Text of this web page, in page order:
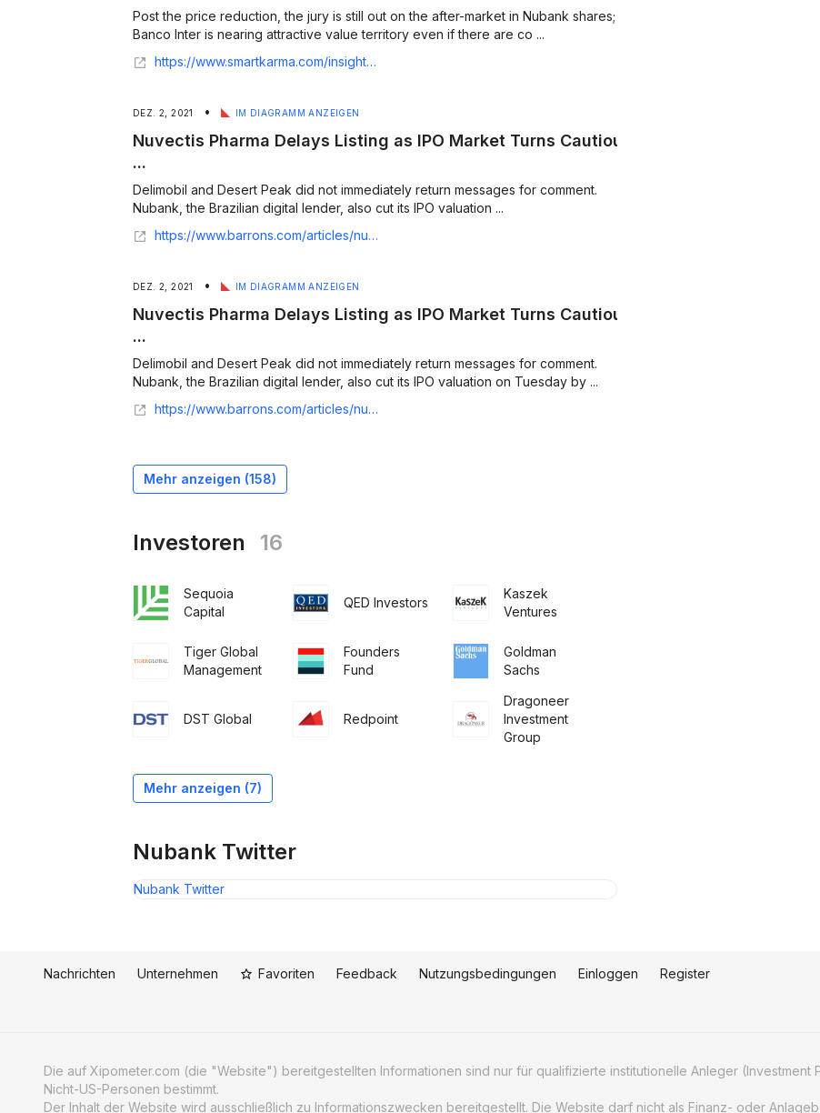
Post the price reduction, the jury is still out on the after-market in Nubank shares;
Banco Inter is nearing attractive value territory even if there are co ...
https://www.smartkarma.com/insights/nubank-s-revised-ipo-pricing-range-and-the-emergence-of-a-new-potential-cornerstone-investor
DEZ. 2, 2021 • IM DIAGRAMM ANZEIGEN
Nuvectis Pharma Delays Listing as IPO Market Turns Cautious
...
Delimobil and Desert Peak did not immediately return messages for comment.
Nubank, the Brazilian digital lender, also cut its IPO valuation ...
https://www.barrons.com/articles/nuvectis-pharma-delays-listing-its-shares-as-ipo-market-turns-cautious-51638385266?mod=hp_minor_pos22
DEZ. 2, 2021 • IM DIAGRAMM ANZEIGEN
Nuvectis Pharma Delays Listing as IPO Market Turns Cautious
...
Delimobil and Desert Peak did not immediately return messages for comment.
Nubank, the Brazilian digital lender, also cut its IPO valuation on Tuesday by ...
https://www.barrons.com/articles/nuvectis-pharma-delays-listing-its-shares-as-ipo-market-turns-cautious-51638385266
Mehr anzeigen (158)
Investoren 16
Sequoia
Capital
QED Investors
Kaszek
Ventures
Tiger Global
Management
Founders
Fund
Goldman
Sachs
DST Global Redpoint
Dragoneer
Investment
Group
Group
Mehr anzeigen (7)
Nubank Twitter
Nubank Twitter
Nachrichten Unternehmen Favoriten Feedback Nutzungsbedingungen Einloggen Register
Die auf Xipometer.com (die "Website") bereitgestellten Informationen sind nur für qualifizierte institutionelle Anleger (Investment
Nicht-US-Personen bestimmt.
Der Inhalt der Website wird ausschließlich zu Informationszwecken bereitgestellt. Die Website darf nicht als Finanz- oder